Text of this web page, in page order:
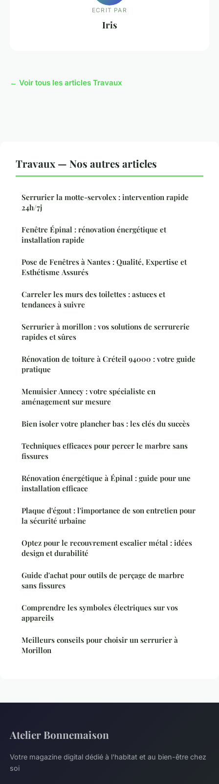
ECRIT PAR
Iris
← Voir tous les articles Travaux
Travaux — Nos autres articles
Serrurier la motte-servolex : intervention rapide
24h/7j
Fenêtre Épinal : rénovation énergétique et
installation rapide
Pose de Fenêtres à Nantes : Qualité, Expertise et
Esthétisme Assurés
Carreler les murs des toilettes : astuces et
tendances à suivre
Serrurier à morillon : vos solutions de serrurerie
rapides et sûres
Rénovation de toiture à Créteil 94000 : votre guide
pratique
Menuisier Annecy : votre spécialiste en
aménagement sur mesure
Bien isoler votre plancher bas : les clés du succès
Techniques efficaces pour percer le marbre sans
fissures
Rénovation énergétique à Épinal : guide pour une
installation efficace
Plaque d'égout : l'importance de son entretien pour
la sécurité urbaine
Optez pour le recouvrement escalier métal : idées
design et durabilité
Guide d'achat pour outils de perçage de marbre
sans fissures
Comprendre les symboles électriques sur vos
appareils
Meilleurs conseils pour choisir un serrurier à
Morillon
Atelier Bonnemaison
Votre magazine digital dédié à l'habitat et au bien-être chez
soi